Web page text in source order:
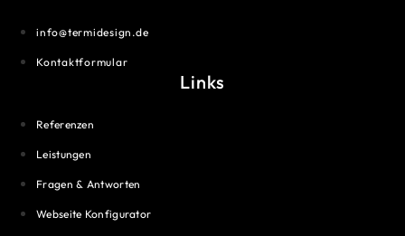
info@termidesign.de
Kontaktformular
Links
Referenzen
Leistungen
Fragen & Antworten
Webseite Konfigurator